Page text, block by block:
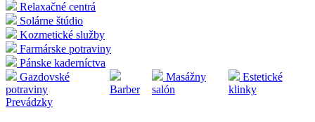
Relaxačné centrá
Solárne štúdio
Kozmetické služby
Farmárske potraviny
Pánske kaderníctva
Gazdovské
potraviny
Barber
Masážny
salón
Estetické
klinky
Prevádzky